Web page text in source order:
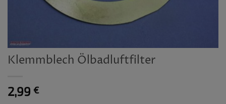
Klemmblech Ölbadluftfilter
2,99 €